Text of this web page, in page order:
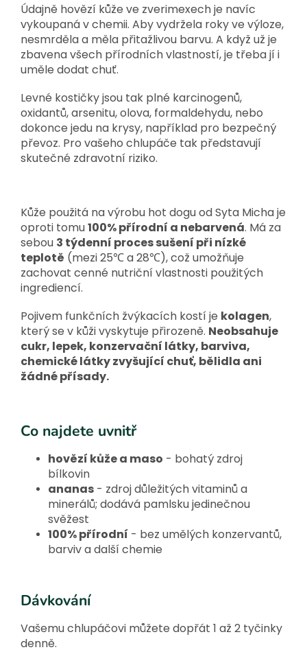
Údajně hovězí kůže ve zverimexech je navíc
vykoupaná v chemii. Aby vydržela roky ve výloze,
nesmrděla a měla přitažlivou barvu. A když už je
zbavena všech přírodních vlastností, je třeba jí i
uměle dodat chuť.
Levné kostičky jsou tak plné karcinogenů,
oxidantů, arsenitu, olova, formaldehydu, nebo
dokonce jedu na krysy, například pro bezpečný
převoz. Pro vašeho chlupáče tak představují
skutečné zdravotní riziko.
Kůže použitá na výrobu hot dogu od Syta Micha je
oproti tomu100% přírodní a nebarvená. Má za
sebou 3 týdenní proces sušení při nízké
teplotě (mezi 25℃ a 28℃), což umožňuje
zachovat cenné nutriční vlastnosti použitých
ingrediencí.
Pojivem funkčních žvýkacích kostí je kolagen,
který se v kůži vyskytuje přirozeně. Neobsahuje
cukr, lepek, konzervační látky, barviva,
chemické látky zvyšující chuť, bělidla ani
žádné přísady.
Co najdete uvnitř
hovězí kůže a maso - bohatý zdroj
bílkovin
ananas - zdroj důležitých vitaminů a
minerálů; dodává pamlsku jedinečnou
svěžest
100% přírodní - bez umělých konzervantů,
barviv a další chemie
Dávkování
Vašemu chlupáčovi můžete dopřát 1 až 2 tyčinky
denně.